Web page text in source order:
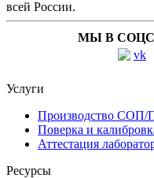
всей России.
МЫ В
Услуги
Производство
Поверка и
Аттестация
Ресурсы